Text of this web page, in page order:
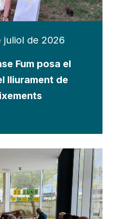
juliol de 2026
Fum posa el
lliurament de